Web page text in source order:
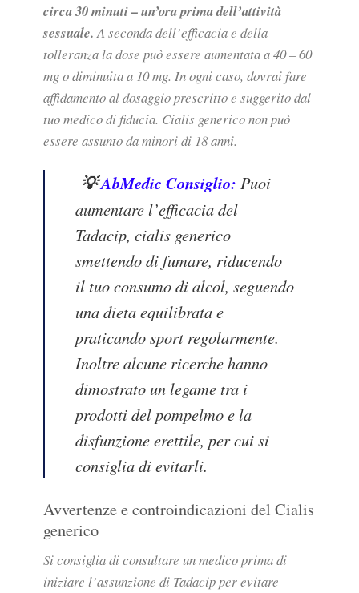
circa 30 minuti – un’ora prima dell’attività
sessuale.A seconda dell’efficacia e della
tolleranza la dose può essere aumentata a 40 – 60
mg o diminuita a 10 mg. In ogni caso, dovrai fare
affidamento al dosaggio prescritto e suggerito dal
tuo medico di fiducia. Cialis generico non può
essere assunto da minori di 18 anni.
💡AbMedic Consiglio: Puoi
aumentare l’efficacia del
Tadacip, cialis generico
smettendo di fumare, riducendo
il tuo consumo di alcol, seguendo
una dieta equilibrata e
praticando sport regolarmente.
Inoltre alcune ricerche hanno
dimostrato un legame tra i
prodotti del pompelmo e la
disfunzione erettile, per cui si
consiglia di evitarli.
Avvertenze e controindicazioni del Cialis
generico
Si consiglia di consultare un medico prima di
iniziare l’assunzione di Tadacip per evitare